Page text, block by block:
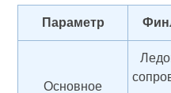
Параметр
Основное